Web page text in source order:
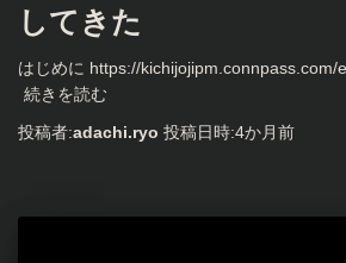
してきた
はじめに https://kichijojipm.connpass.com/
続きを読む
投稿者:adachi.ryo 投稿日時:4か月前